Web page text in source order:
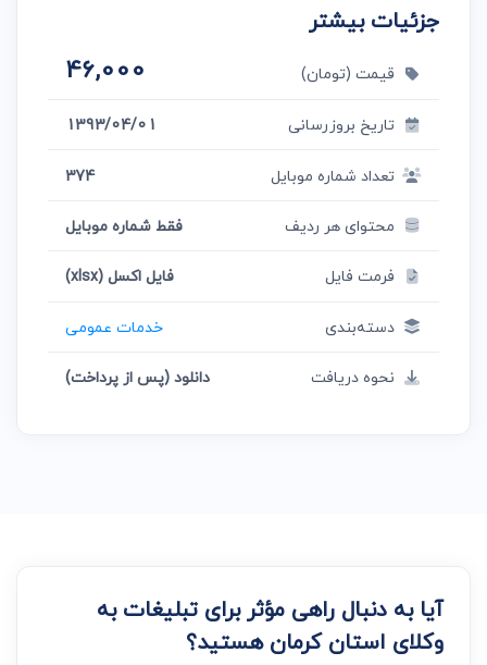
جزئیات بیشتر
قیمت (تومان) 46,000
تاریخ بروزرسانی
1393/04/01
تعداد شماره موبایل
374
محتوای هر ردیف
فقط شماره موبایل
فرمت فایل
فایل اکسل (xlsx)
دسته‌بندی
خدمات عمومی
نحوه دریافت
دانلود (پس از پرداخت)
آیا به دنبال راهی مؤثر برای تبلیغات به
وکلای استان کرمان هستید؟